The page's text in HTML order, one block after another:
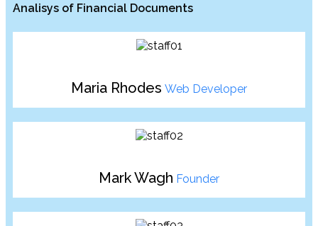
Analisys of Financial Documents
Maria Rhodes Web Developer
Mark Wagh Founder